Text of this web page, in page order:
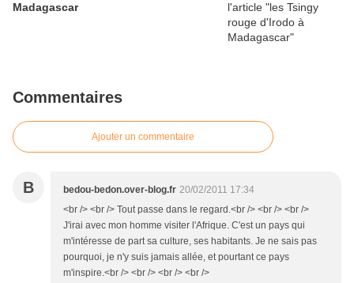
Madagascar
Commentaires
Ajouter un commentaire
B bedou-bedon.over-blog.fr 20/02/2011 17:34
<br /> <br /> Tout passe dans le regard.<br /> <br /> <br />
J'irai avec mon homme visiter l'Afrique. C'est un pays qui
m'intéresse de part sa culture, ses habitants. Je ne sais pas
pourquoi, je n'y suis jamais allée, et pourtant ce pays
m'inspire.<br /> <br /> <br /> <br />